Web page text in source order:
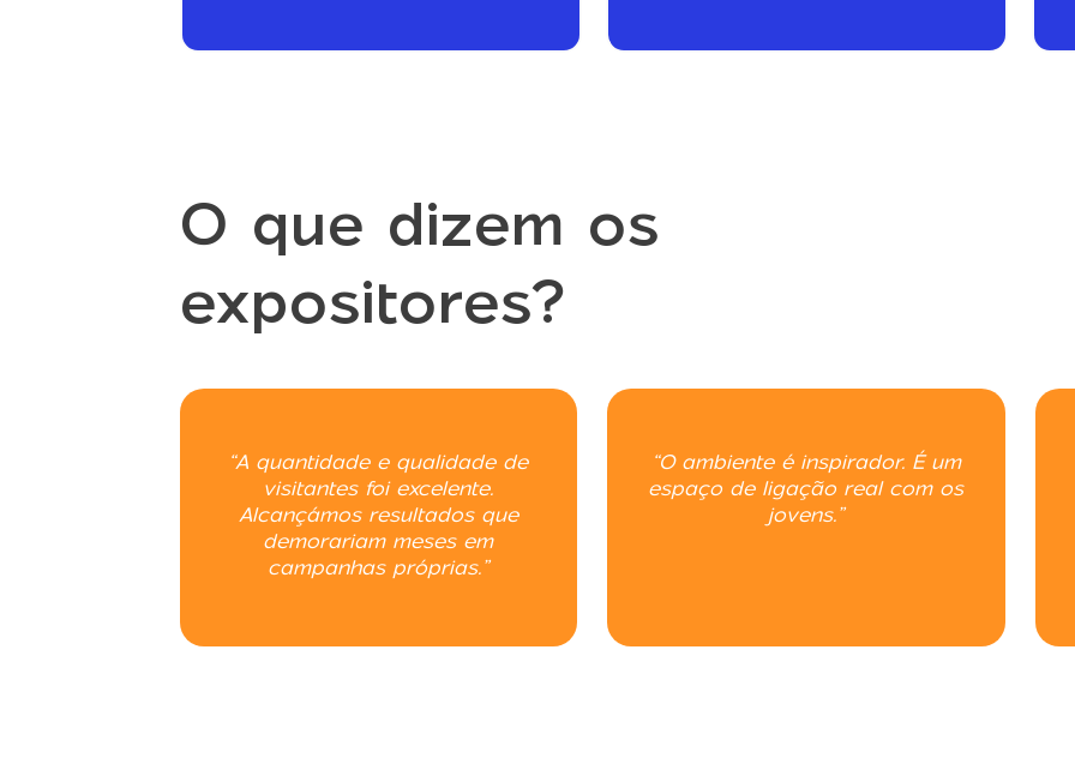
O que dizem os
expositores?
“A quantidade e qualidade de
visitantes foi excelente.
Alcançámos resultados que
demorariam meses em
campanhas próprias.”
“O ambiente é inspirador. É um
espaço de ligação real com os
jovens.”